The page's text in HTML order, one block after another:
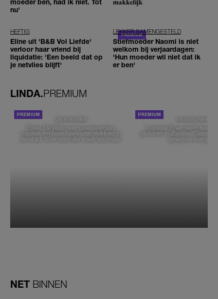
moeder ben, had ik niet. Tot
nu'
HEFTIG
Eline uit 'B&B Vol Liefde'
verloor haar vriend bij
liquidatie: 'Een beeld dat op
je netvlies blijft'
LEKKER SAMENGESTELD
Stiefmoeder Naomi is niet
welkom bij verjaardagen:
'Hun moeder wil niet dat ik
er ben'
LINDA.PREMIUM
DE STAD VAN
Elske DeWall over Leeuwarden,
muziek en haar favoriete plekken in
de stad: 'Een stad die voelt als thuis'
DE STAD VAN
Isabelle Boer deelt haar
plekken in Zwolle: 'Deze
graag verborgen'
NET BINNEN